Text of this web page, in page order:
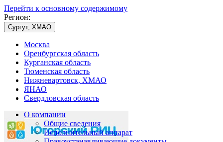
Перейти к основному содержимому
Регион:
Сургут, ХМАО
Москва
Оренбургская область
Курганская область
Тюменская область
Нижневартовск, ХМАО
ЯНАО
Свердловская область
О компании
Общие сведения
Исполнительный аппарат